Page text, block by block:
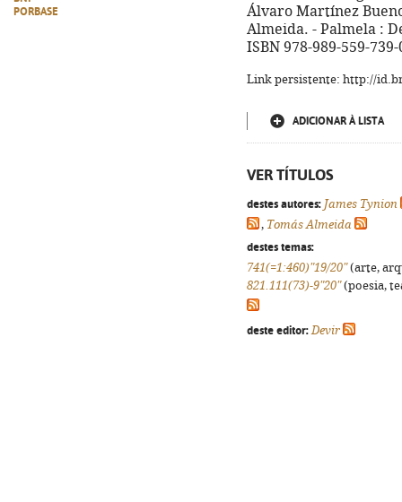
PORBASE
Álvaro Martínez
Almeida. - Palmela :
ISBN 978-989-559-739-
Link persistente: http://
ADICIONAR À LISTA
VER TÍTULOS
destes autores: James Tynion
, Tomás Almeida
destes temas:
741(=1:460)"19/20"(arte,
821.111(73)-9"20"(poesia,
deste editor: Devir